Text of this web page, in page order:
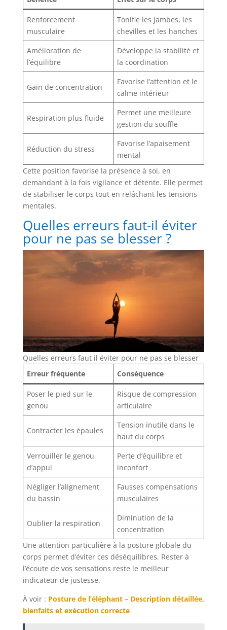
Renforcement
musculaire
Tonifie les jambes, les
chevilles et les hanches
Amélioration de
l’équilibre
Développe la stabilité et
la coordination
Gain de concentration
Favorise l’attention et le
calme intérieur
Respiration plus fluide
Permet une meilleure
gestion du souffle
Réduction du stress
Favorise l’apaisement
mental
Cette position favorise la présence à soi, en
demandant à la fois vigilance et détente. Elle permet
de stabiliser le corps tout en relâchant les tensions
mentales.
Quelles erreurs faut-il éviter
pour ne pas se blesser ?
Quelles erreurs faut il éviter pour ne pas se blesser
Erreur fréquente
Conséquence
Poser le pied sur le
genou
Risque de compression
articulaire
Contracter les épaules
Tension inutile dans le
haut du corps
Verrouiller le genou
d’appui
Perte d’équilibre et
inconfort
Négliger l’alignement
du bassin
Fausses compensations
musculaires
Oublier la respiration
Diminution de la
concentration
Une attention particulière à la posture globale du
corps permet d’éviter ces déséquilibres. Rester à
l’écoute de vos sensations reste le meilleur
indicateur de justesse.
À voir : Posture de l’éléphant – Description détaillée,
bienfaits et exécution correcte